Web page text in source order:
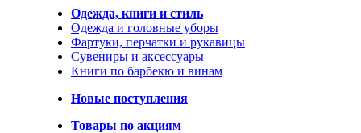
Одежда, книги и стиль
Одежда и головные уборы
Фартуки, перчатки и рукавицы
Сувениры и аксессуары
Книги по барбекю и винам
Новые поступления
Товары по акциям